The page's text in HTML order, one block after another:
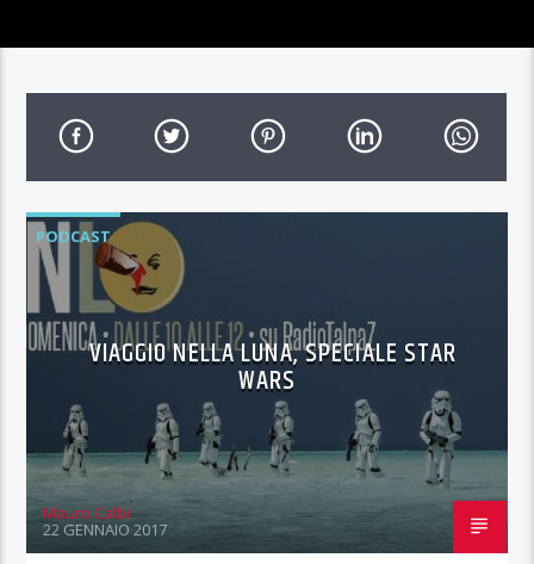
PODCAST
VIAGGIO NELLA LUNA, SPECIALE STAR
WARS
Mauro Calbi
22 GENNAIO 2017